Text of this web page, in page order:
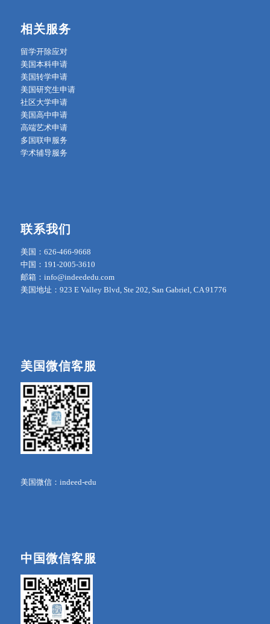
相关服务
留学开除应对
美国本科申请
美国转学申请
美国研究生申请
社区大学申请
美国高中申请
高端艺术申请
多国联申服务
学术辅导服务
联系我们
美国：626-466-9668
中国：191-2005-3610
邮箱：info@indeededu.com
美国地址：923 E Valley Blvd, Ste 202, San Gabriel, CA 91776
美国微信客服
美国微信：indeed-edu
中国微信客服